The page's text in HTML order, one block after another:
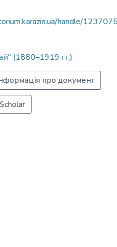
handle/
(1880–1919 гг.)
про документ